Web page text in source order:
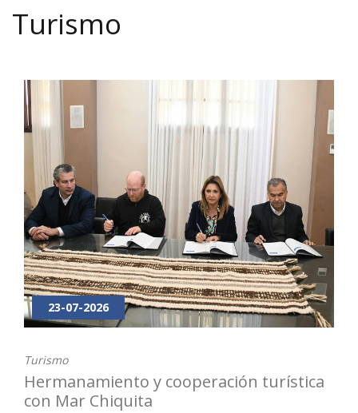
Turismo
23-07-2026
Turismo
Hermanamiento y cooperación turística
con Mar Chiquita